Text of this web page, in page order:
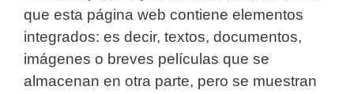
que esta página web contiene elementos
integrados: es decir, textos, documentos,
imágenes o breves películas que se
almacenan en otra parte, pero se muestran